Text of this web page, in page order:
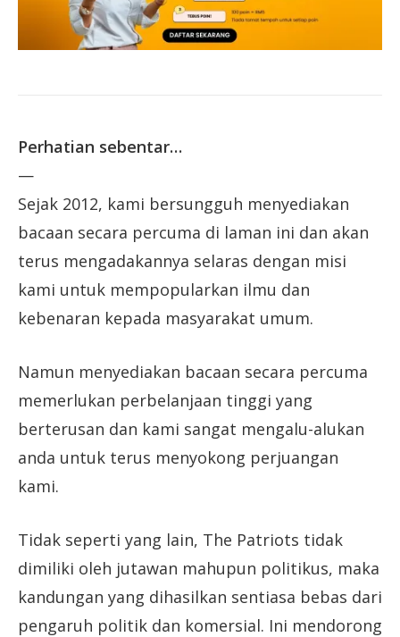
Perhatian sebentar…
—
Sejak 2012, kami bersungguh menyediakan
bacaan secara percuma di laman ini dan akan
terus mengadakannya selaras dengan misi
kami untuk mempopularkan ilmu dan
kebenaran kepada masyarakat umum.
Namun menyediakan bacaan secara percuma
memerlukan perbelanjaan tinggi yang
berterusan dan kami sangat mengalu-alukan
anda untuk terus menyokong perjuangan
kami.
Tidak seperti yang lain, The Patriots tidak
dimiliki oleh jutawan mahupun politikus, maka
kandungan yang dihasilkan sentiasa bebas dari
pengaruh politik dan komersial. Ini mendorong